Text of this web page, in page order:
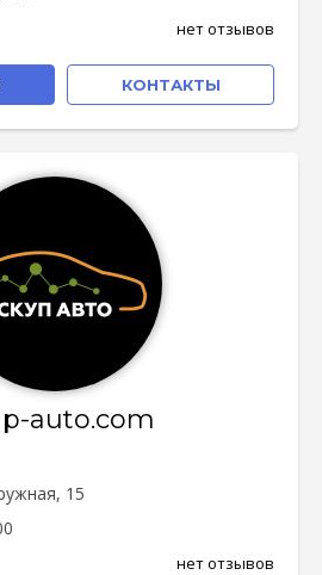
нет отзывов
КОНТАКТЫ
auto.com
15
нет отзывов